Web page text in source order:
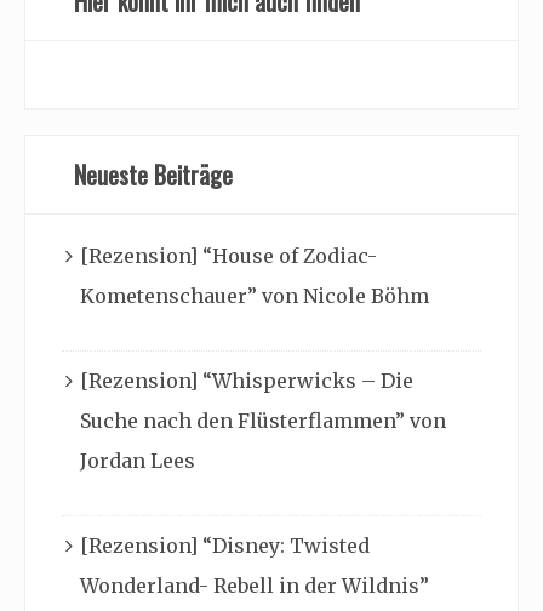
Neueste Beiträge
[Rezension] “House of Zodiac-
Kometenschauer” von Nicole Böhm
[Rezension] “Whisperwicks – Die
Suche nach den Flüsterflammen” von
Jordan Lees
[Rezension] “Disney: Twisted
Wonderland- Rebell in der Wildnis”